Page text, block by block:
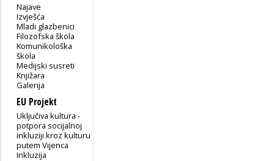
Najave
Izvješća
Mladi glazbenici
Filozofska škola
Komunikološka
škola
Medijski susreti
Knjižara
Galerija
EU Projekt
Uključiva kultura -
potpora socijalnoj
inkluziji kroz kulturu
putem Vijenca
Inkluzija